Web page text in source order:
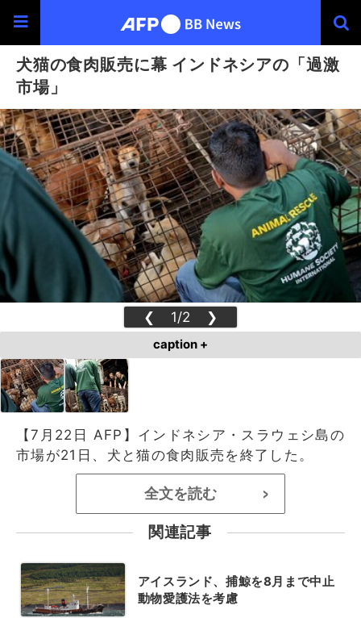
犬猫の食肉販売に幕 インドネシアの「過激
市場」
❮ 1/2 ❯
caption +
【7月22日 AFP】インドネシア・スラウェシ島の
市場が21日、犬と猫の食肉販売を終了した。
全文を読む >
関連記事
アイスランド、捕鯨を8月まで中止
動物愛護法を考慮